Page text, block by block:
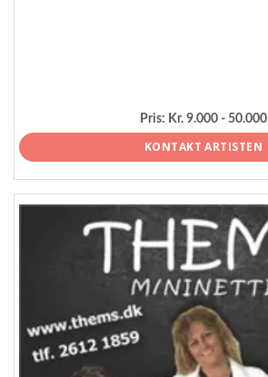
Pris: Kr. 9.000 - 50.000
KONTAKT ARTISTEN